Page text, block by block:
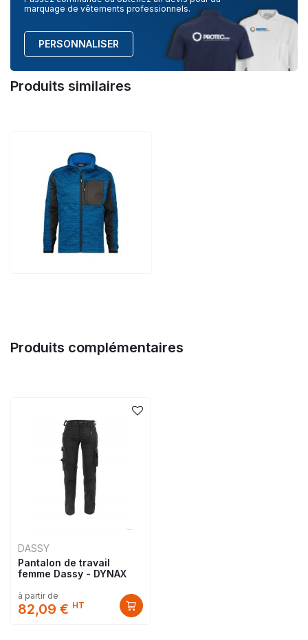
marquage de vêtements professionnels.
PERSONNALISER
Produits similaires
Produits complémentaires
DASSY
Pantalon de travail
femme Dassy - DYNAX
à partir de
82,09 € HT